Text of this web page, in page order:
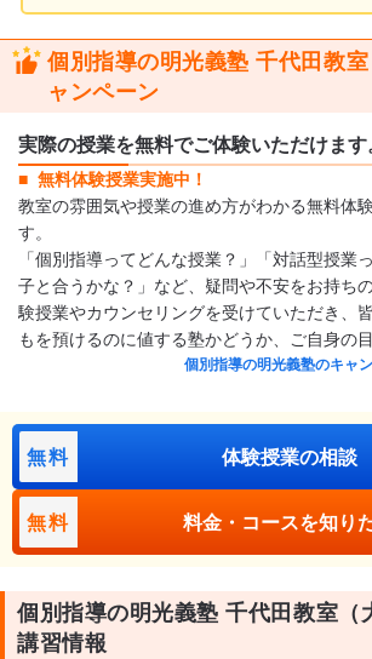
個別指導の明光義塾 千代田教
ャンペーン
実際の授業を無料でご体験いただけます
無料体験授業実施中！
教室の雰囲気や授業の進め方がわかる無料体
す。
「個別指導ってどんな授業？」「対話型授業
子と合うかな？」など、疑問や不安をお持ち
験授業やカウンセリングを受けていただき、
もを預けるのに値する塾かどうか、ご自身の
い。保護者のご相談にも経験豊富な教室長が
個別指導の明光義塾のキャ
無料 体験授業の相談
無料 料金・コースを知り
個別指導の明光義塾 千代田教室（
講習情報